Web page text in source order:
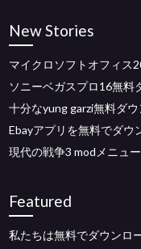
New Stories
マイクロソフトオフィス
ソニーベガスプロ16無料
十分なyung garzi無料ダウ
Ebayアプリを無料でダウ
現代の戦争3 modメニュ
Featured
私たちは無料でダウンロ